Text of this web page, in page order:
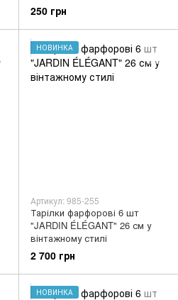
250 грн
НОВИНКА
Артикул: 985-255
Тарілки фарфорові 6 шт
"JARDIN ÉLÉGANT" 26 см у
вінтажному стилі
2 700 грн
НОВИНКА